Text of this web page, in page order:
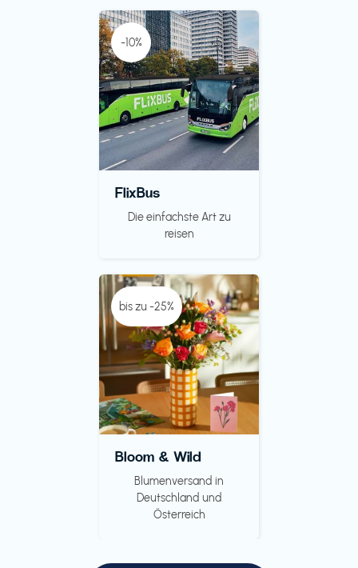
-10%
FlixBus
Die einfachste Art zu
reisen
bis zu -25%
Bloom & Wild
Blumenversand in
Deutschland und
Österreich